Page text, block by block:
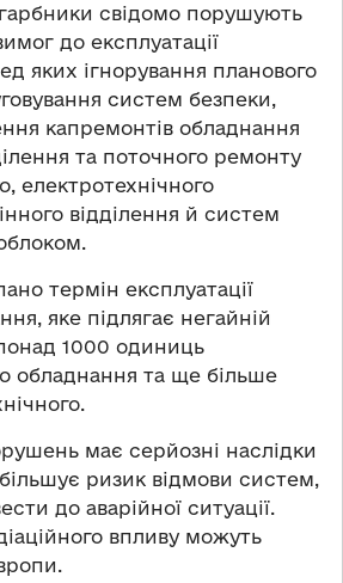
свідомо порушують
до експлуатації
яких ігнорування планового
систем безпеки,
капремонтів обладнання
та поточного ремонту
електротехнічного
відділення й систем
термін експлуатації
яке підлягає негайній
1000 одиниць
обладнання та ще більше
має серйозні наслідки
ризик відмови систем,
до аварійної ситуації.
впливу можуть